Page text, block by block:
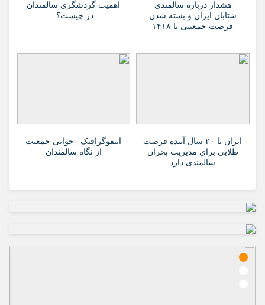
هشدار درباره سالمندی
شتابان ایران و بسته شدن
فرصت جمعیتی تا ۱۴۱۸
اهمیت گردشگری سالمندان
در چیست؟
ایران تا ۲۰ سال آینده فرصت
طلایی برای مدیریت بحران
سالمندی دارد
اینفوگرافیک | جوانی جمعیت
از نگاه سالمندان